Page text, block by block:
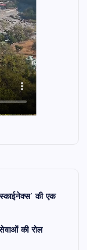
की एक
की रोल